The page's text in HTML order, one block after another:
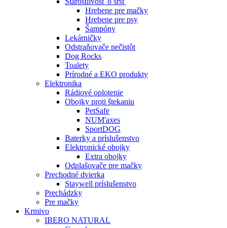
Hrebene pre mačky
Hrebene pre psy
Šampóny
Lekárničky
Odstraňovače nečistôt
Dog Rocks
Toalety
Prírodné a EKO produkty
Elektronika
Rádiové oplotenie
Obojky proti štekaniu
PetSafe
NUM'axes
SportDOG
Baterky a príslušenstvo
Elektronické obojky
Extra obojky
Odplašovače pre mačky
Prechodné dvierka
Staywell príslušenstvo
Prechádzky
Pre mačky
Krmivo
IBERO NATURAL